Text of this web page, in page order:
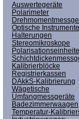
Auswertegeräte
Polarimeter
Optische Instrumente
Halterungen
Stereomikroskope
Kalibrierblöcke
Registrierkassen
DAkkS-Kalibrierung
Wägetische
Umfangmessgeräte
Badezimmerwaagen
Temperatur-